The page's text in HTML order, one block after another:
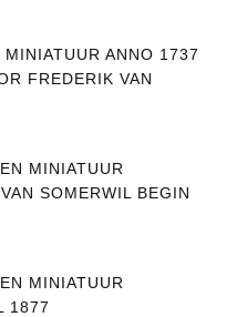
ANNO 1737
FREDERIK VAN
MINIATUUR
SOMERWIL BEGIN
MINIATUUR
1877